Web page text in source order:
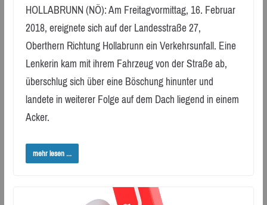
HOLLABRUNN (NÖ): Am Freitagvormittag, 16. Februar
2018, ereignete sich auf der Landesstraße 27,
Oberthern Richtung Hollabrunn ein Verkehrsunfall. Eine
Lenkerin kam mit ihrem Fahrzeug von der Straße ab,
überschlug sich über eine Böschung hinunter und
landete in weiterer Folge auf dem Dach liegend in einem
Acker.
mehr lesen ...